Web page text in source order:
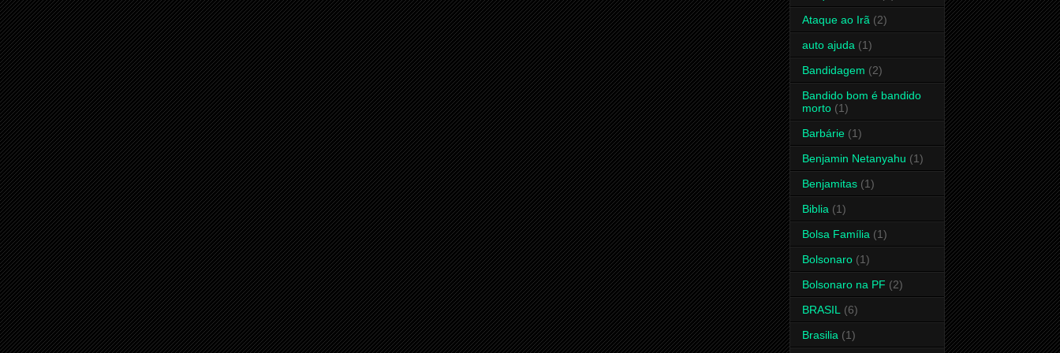
Ataque ao Irã (2)
auto ajuda (1)
Bandidagem (2)
Bandido bom é bandido
morto (1)
Barbárie (1)
Benjamin Netanyahu (1)
Benjamitas (1)
Biblia (1)
Bolsa Família (1)
Bolsonaro (1)
Bolsonaro na PF (2)
BRASIL (6)
Brasilia (1)